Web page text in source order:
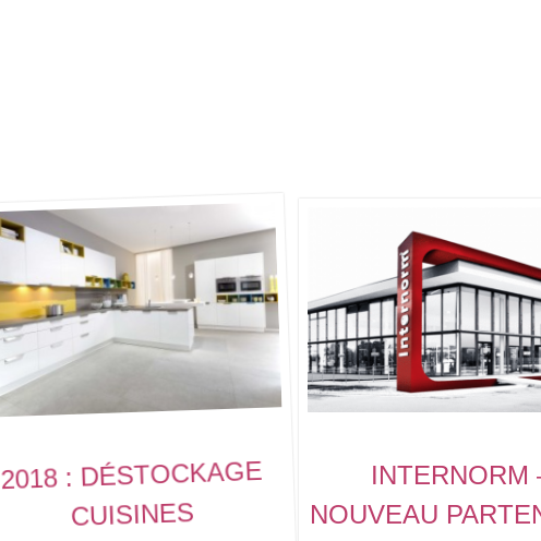
2018 : DÉSTOCKAGE
CUISINES
INTERNORM
NOUVEAU